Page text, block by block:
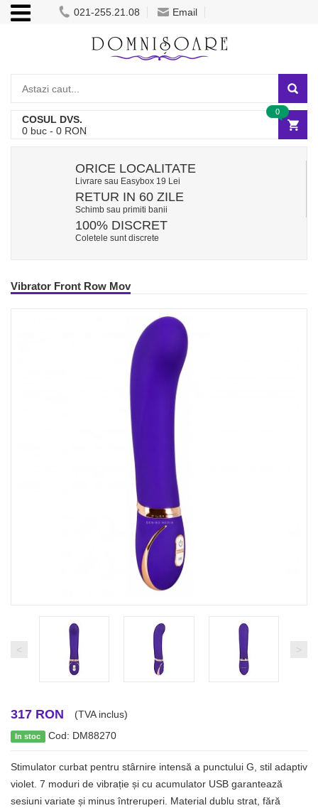
021-255.21.08 Email
COSUL DVS.
0 buc - 0 RON
0
ORICE LOCALITATE
Livrare sau Easybox 19 Lei
RETUR IN 60 ZILE
Schimb sau primiti banii
100% DISCRET
Coletele sunt discrete
Vibrator Front Row Mov
< >
317 RON (TVA inclus)
In stoc Cod: DM88270
Stimulator curbat pentru stârnire intensă a punctului G, stil adaptiv
violet. 7 moduri de vibrație și cu acumulator USB garantează
sesiuni variate și minus întreruperi. Material dublu strat, fără